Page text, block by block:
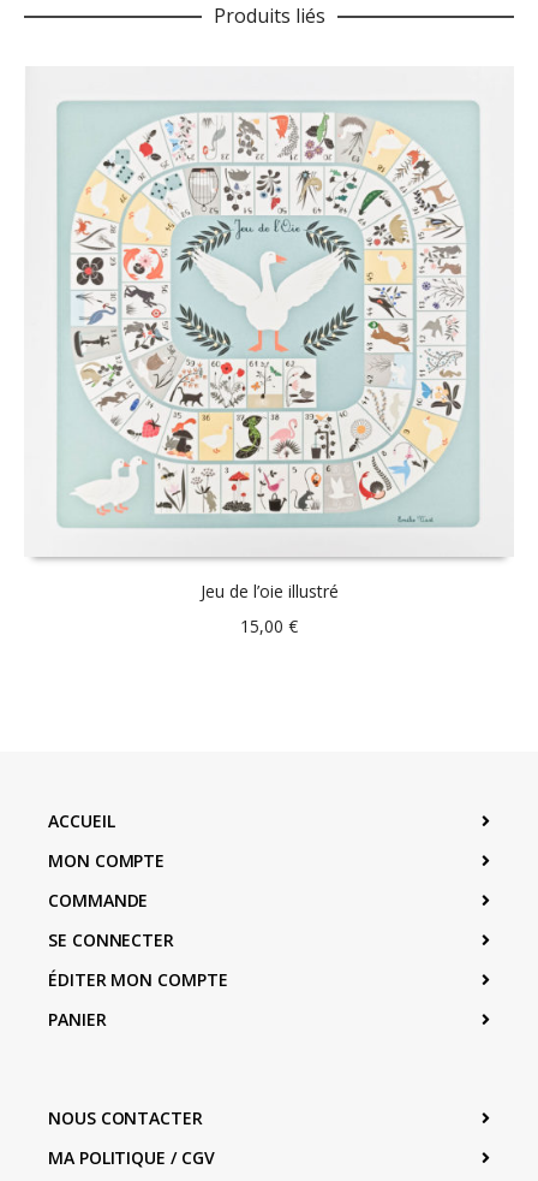
Produits liés
Jeu de l’oie illustré
15,00 €
ACCUEIL
MON COMPTE
COMMANDE
SE CONNECTER
ÉDITER MON COMPTE
PANIER
NOUS CONTACTER
MA POLITIQUE / CGV